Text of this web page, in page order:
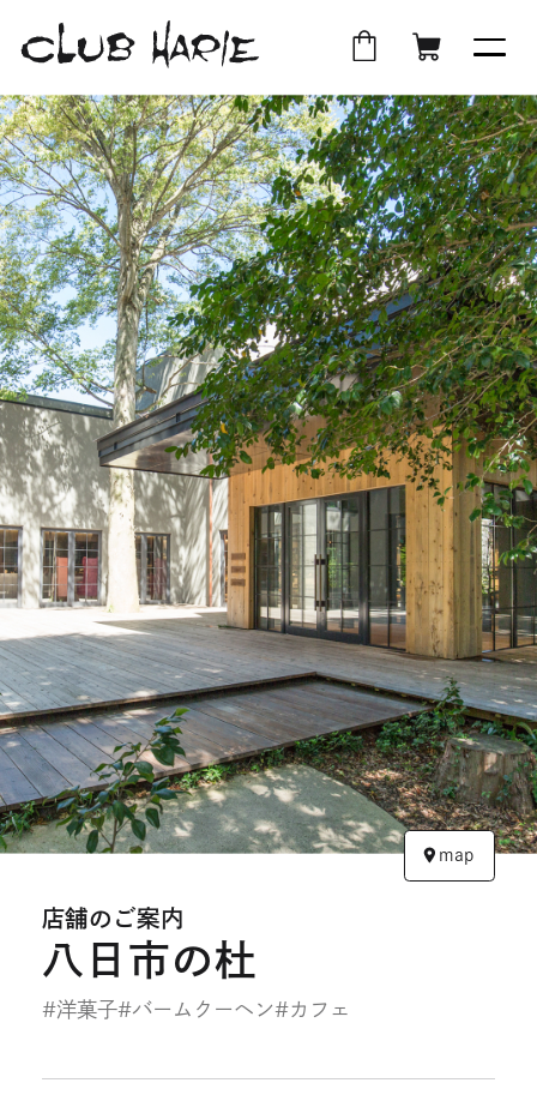
部
サ
イ
ト
を
別
ウ
イ
ン
ド
ウ
で
開
き
ま
す
ン
ラ
イ
ン
シ
ョ
ッ
プ
部
サ
イ
ト
を
別
ウ
イ
ン
ド
ウ
で
開
き
ま
す
舗
受
取
店舗のご案内
八日市の杜
#洋菓子#バームクーヘン#カフェ
map